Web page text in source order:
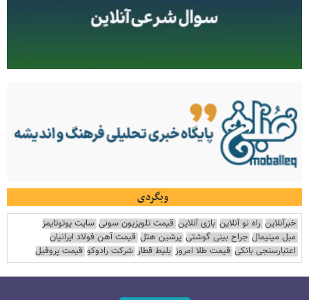
وبگردی
خبرآنلاین راه نو آنلاین بازی آنلاین قیمت تلویزیون سونی سایت یوتوتایمز
مبل مینیمال جراح بینی گوشتی پرشین هتل قیمت آهن فولاد ایرانیان
اعتبارسنجی بانکی قیمت طلا امروز بلیط قطار شرکت رادوکو قیمت پروفیل